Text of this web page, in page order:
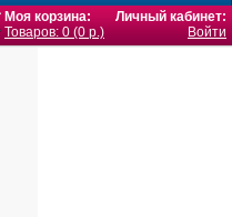
Моя корзина:
Товаров: 0 (0 р.)
Личный кабинет:
Войти